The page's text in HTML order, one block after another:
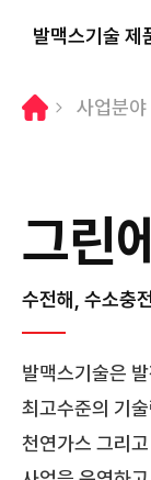
발맥스기술 제
사업분야
그린
수전해, 수소충
발맥스기술은
최고수준의 기
천연가스 그리